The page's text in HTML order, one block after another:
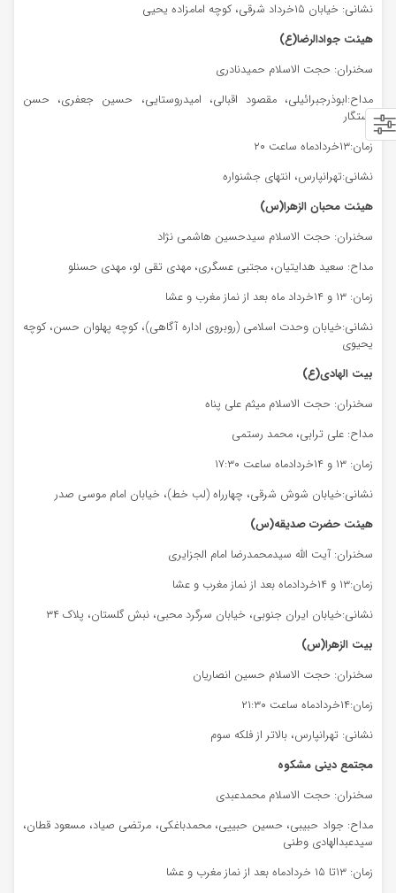
نشانی: خیابان ۱۵خرداد شرقی، کوچه امامزاده یحیی
هیئت جوادالرضا(ع)
سخنران: حجت الاسلام حمیدنادری
مداح:ابوذرجبرائیلی، مقصود اقبالی، امیدروستایی، حسین جعفری، حسن
رستگار
زمان:۱۳خردادماه ساعت ۲۰
نشانی:تهرانپارس، انتهای جشنواره
هیئت محبان الزهرا(س)
سخنران: حجت الاسلام سیدحسین هاشمی نژاد
مداح: سعید هدایتیان، مجتبی عسگری، مهدی تقی لو، مهدی حسنلو
زمان: ۱۳ و ۱۴خرداد ماه بعد از نماز مغرب و عشا
نشانی:خیابان وحدت اسلامی (روبروی اداره آگاهی)، کوچه پهلوان حسن، کوچه
یحیوی
بیت الهادی(ع)
سخنران: حجت الاسلام میثم علی پناه
مداح: علی ترابی، محمد رستمی
زمان: ۱۳ و ۱۴خردادماه ساعت ۱۷:۳۰
نشانی:خیابان شوش شرقی، چهارراه (لب خط)، خیابان امام موسی صدر
هیئت حضرت صدیقه(س)
سخنران: آیت الله سیدمحمدرضا امام الجزایری
زمان:۱۳ و ۱۴خردادماه بعد از نماز مغرب و عشا
نشانی:خیابان ایران جنوبی، خیابان سرگرد محبی، نبش گلستان، پلاک ۳۴
بیت الزهرا(س)
سخنران: حجت الاسلام حسین انصاریان
زمان:۱۴خردادماه ساعت ۲۱:۳۰
نشانی: تهرانپارس، بالاتر از فلکه سوم
مجتمع دینی مشکوه
سخنران: حجت الاسلام محمدعبدی
مداح: جواد حبیبی، حسین حبییی، محمدباغکی، مرتضی صیاد، مسعود قطان،
سیدعبدالهادی وطنی
زمان: ۱۳تا ۱۵ خردادماه بعد از نماز مغرب و عشا